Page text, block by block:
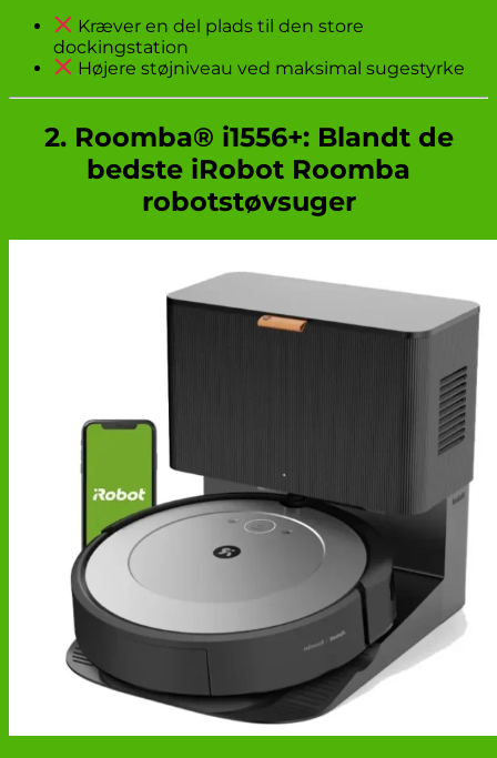
Kræver en del plads til den store
dockingstation
Højere støjniveau ved maksimal sugestyrke
2. Roomba® i1556+: Blandt de
bedste iRobot Roomba
robotstøvsuger